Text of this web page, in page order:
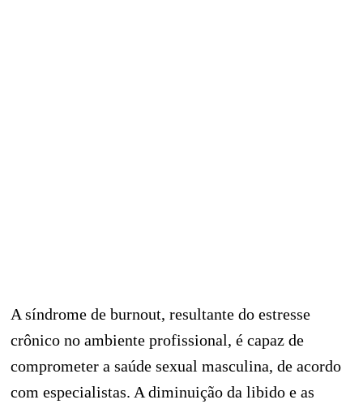
A síndrome de burnout, resultante do estresse
crônico no ambiente profissional, é capaz de
comprometer a saúde sexual masculina, de acordo
com especialistas. A diminuição da libido e as